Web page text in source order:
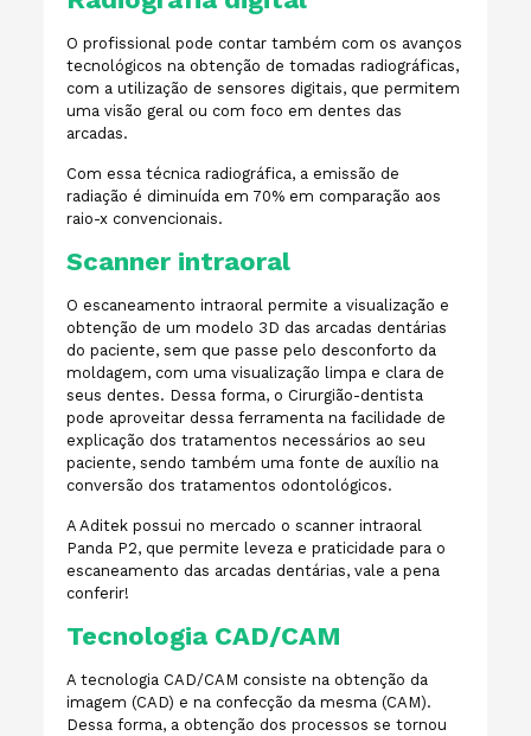
O profissional pode contar também com os avanços
tecnológicos na obtenção de tomadas radiográficas,
com a utilização de sensores digitais, que permitem
uma visão geral ou com foco em dentes das
arcadas.
Com essa técnica radiográfica, a emissão de
radiação é diminuída em 70% em comparação aos
raio-x convencionais.
Scanner intraoral
O escaneamento intraoral permite a visualização e
obtenção de um modelo 3D das arcadas dentárias
do paciente, sem que passe pelo desconforto da
moldagem, com uma visualização limpa e clara de
seus dentes. Dessa forma, o Cirurgião-dentista
pode aproveitar dessa ferramenta na facilidade de
explicação dos tratamentos necessários ao seu
paciente, sendo também uma fonte de auxílio na
conversão dos tratamentos odontológicos.
A Aditek possui no mercado o scanner intraoral
Panda P2, que permite leveza e praticidade para o
escaneamento das arcadas dentárias, vale a pena
conferir!
Tecnologia CAD/CAM
A tecnologia CAD/CAM consiste na obtenção da
imagem (CAD) e na confecção da mesma (CAM).
Dessa forma, a obtenção dos processos se tornou